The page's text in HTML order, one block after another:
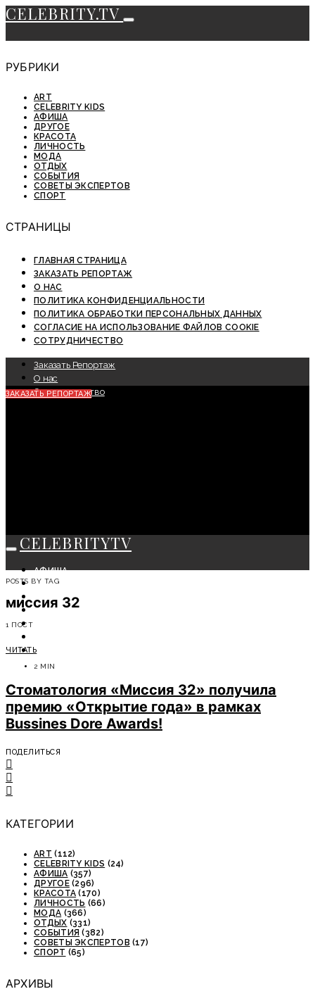
CELEBRITY.TV
РУБРИКИ
ART
CELEBRITY KIDS
АФИША
ДРУГОЕ
КРАСОТА
ЛИЧНОСТЬ
МОДА
ОТДЫХ
СОБЫТИЯ
СОВЕТЫ ЭКСПЕРТОВ
СПОРТ
СТРАНИЦЫ
ГЛАВНАЯ СТРАНИЦА
ЗАКАЗАТЬ РЕПОРТАЖ
О НАС
ПОЛИТИКА КОНФИДЕНЦИАЛЬНОСТИ
ПОЛИТИКА ОБРАБОТКИ ПЕРСОНАЛЬНЫХ ДАННЫХ
СОГЛАСИЕ НА ИСПОЛЬЗОВАНИЕ ФАЙЛОВ COOKIE
СОТРУДНИЧЕСТВО
Заказать Репортаж
О нас
Сотрудничество
ЗАКАЗАТЬ РЕПОРТАЖ
CELEBRITYTV
АФИША
СОБЫТИЯ
КРАСОТА
МОДА
СОВЕТЫ ЭКСПЕРТОВ
POSTS BY TAG
миссия 32
1 ПОСТ
ЧИТАТЬ
2 MIN
Стоматология «Миссия 32» получила
премию «Открытие года» в рамках
Bussines Dore Awards!
ПОДЕЛИТЬСЯ
КАТЕГОРИИ
ART (112)
CELEBRITY KIDS (24)
АФИША (357)
ДРУГОЕ(296)
КРАСОТА (170)
ЛИЧНОСТЬ (66)
МОДА (366)
ОТДЫХ (331)
СОБЫТИЯ (382)
СОВЕТЫ ЭКСПЕРТОВ (17)
СПОРТ (65)
АРХИВЫ